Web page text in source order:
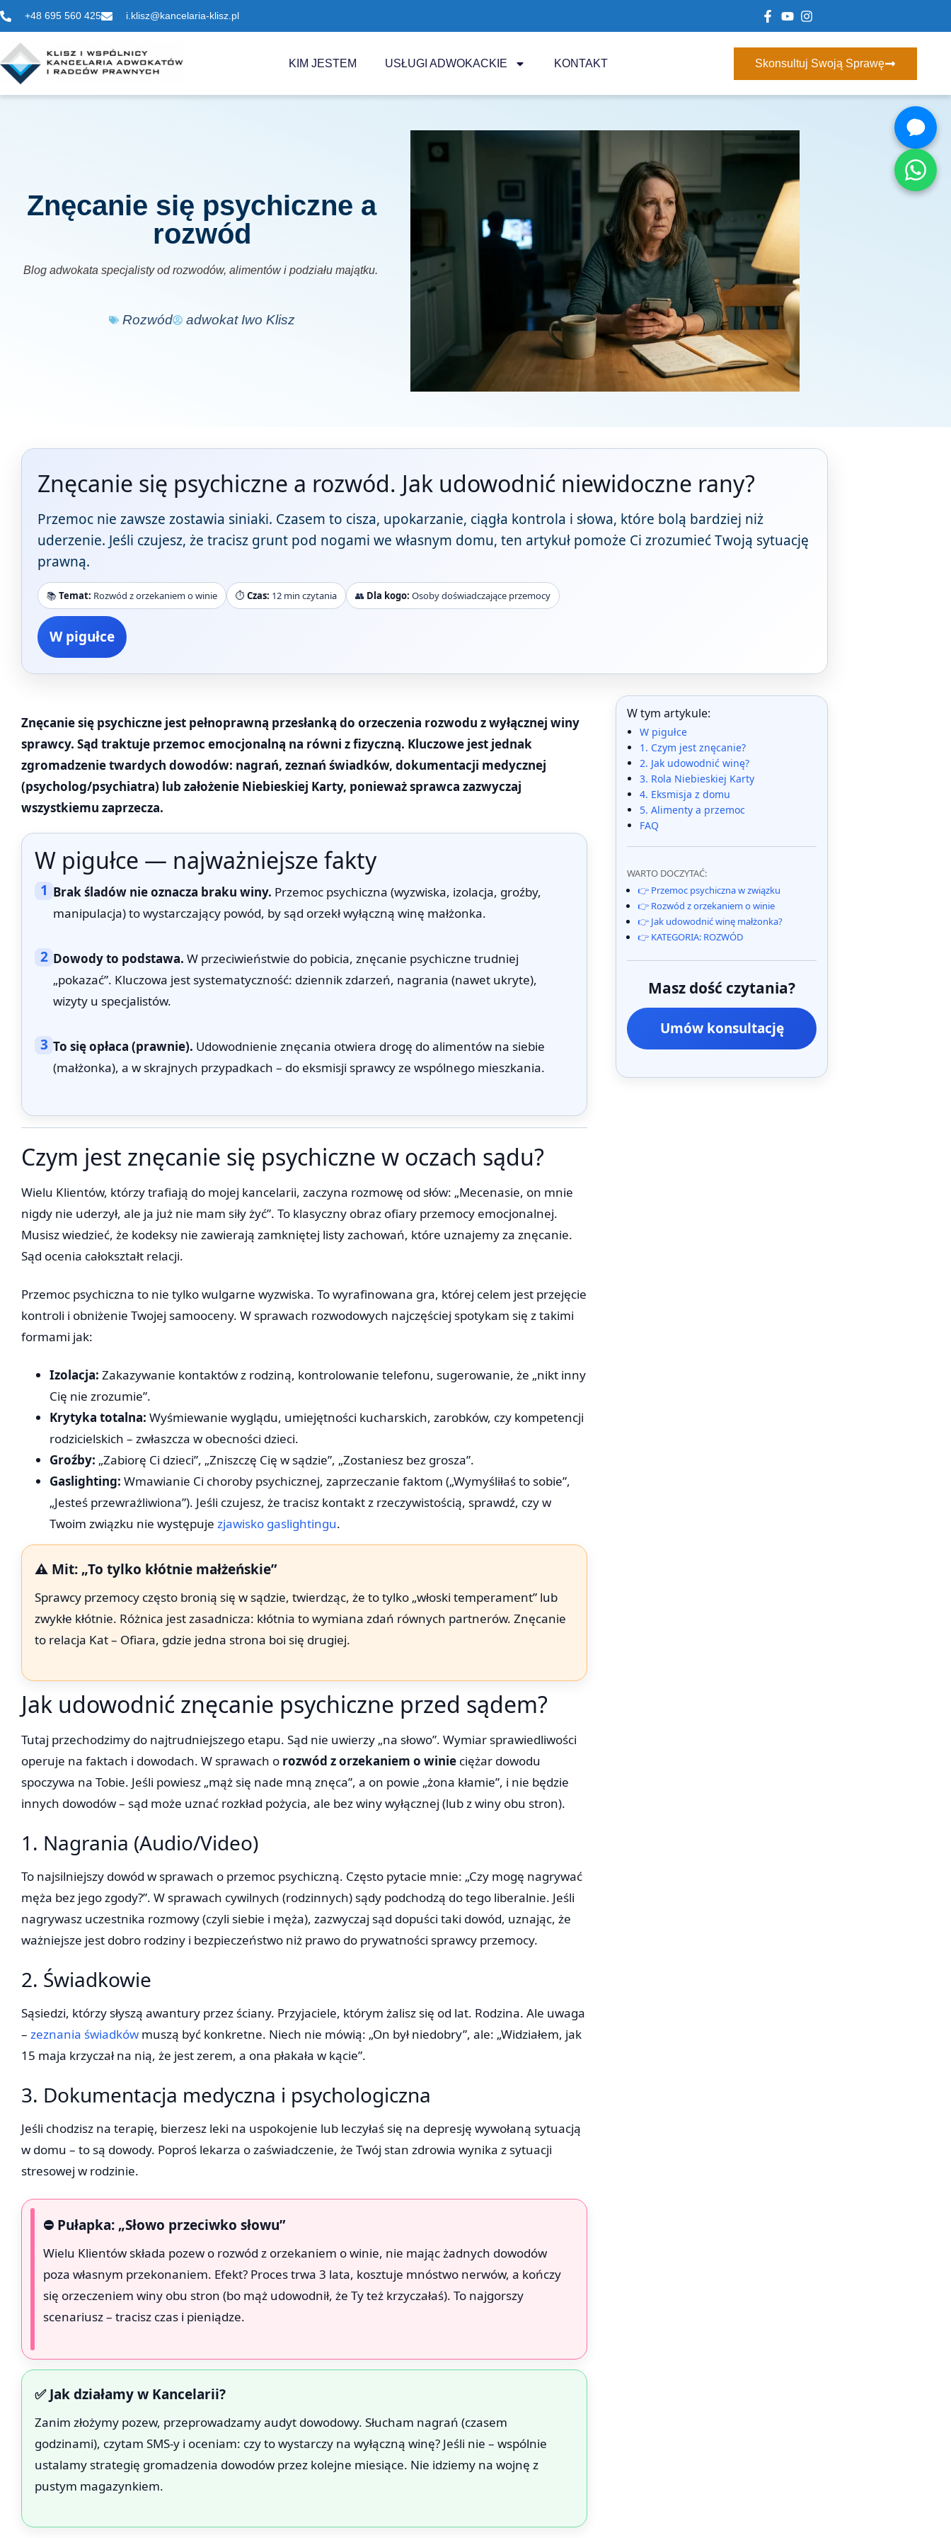
+48 695 560 425 i.klisz@kancelaria-klisz.pl
KIM JESTEM USŁUGI ADWOKACKIE KONTAKT Skonsultuj Swoją Sprawę
Znęcanie się psychiczne a
rozwód
Blog adwokata specjalisty od rozwodów, alimentów i podziału majątku.
Rozwód adwokat Iwo Klisz
Znęcanie się psychiczne a rozwód. Jak udowodnić niewidoczne rany?
Przemoc nie zawsze zostawia siniaki. Czasem to cisza, upokarzanie, ciągła kontrola i słowa, które bolą bardziej niż
uderzenie. Jeśli czujesz, że tracisz grunt pod nogami we własnym domu, ten artykuł pomoże Ci zrozumieć Twoją sytuację
prawną.
📚Temat: Rozwód z orzekaniem o winie ⏱️ Czas: 12 min czytania 👥 Dla kogo: Osoby doświadczające przemocy
W pigułce
Znęcanie się psychiczne jest pełnoprawną przesłanką do orzeczenia rozwodu z wyłącznej winy
sprawcy. Sąd traktuje przemoc emocjonalną na równi z fizyczną. Kluczowe jest jednak
zgromadzenie twardych dowodów: nagrań, zeznań świadków, dokumentacji medycznej
(psycholog/psychiatra) lub założenie Niebieskiej Karty, ponieważ sprawca zazwyczaj
wszystkiemu zaprzecza.
W pigułce — najważniejsze fakty
1 Brak śladów nie oznacza braku winy. Przemoc psychiczna (wyzwiska, izolacja, groźby,
manipulacja) to wystarczający powód, by sąd orzekł wyłączną winę małżonka.
2 Dowody to podstawa. W przeciwieństwie do pobicia, znęcanie psychiczne trudniej
„pokazać”. Kluczowa jest systematyczność: dziennik zdarzeń, nagrania (nawet ukryte),
wizyty u specjalistów.
3 To się opłaca (prawnie). Udowodnienie znęcania otwiera drogę do alimentów na siebie
(małżonka), a w skrajnych przypadkach – do eksmisji sprawcy ze wspólnego mieszkania.
Czym jest znęcanie się psychiczne w oczach sądu?
Wielu Klientów, którzy trafiają do mojej kancelarii, zaczyna rozmowę od słów: „Mecenasie, on mnie
nigdy nie uderzył, ale ja już nie mam siły żyć”. To klasyczny obraz ofiary przemocy emocjonalnej.
Musisz wiedzieć, że kodeksy nie zawierają zamkniętej listy zachowań, które uznajemy za znęcanie.
Sąd ocenia całokształt relacji.
Przemoc psychiczna to nie tylko wulgarne wyzwiska. To wyrafinowana gra, której celem jest przejęcie
kontroli i obniżenie Twojej samooceny. W sprawach rozwodowych najczęściej spotykam się z takimi
formami jak:
Izolacja: Zakazywanie kontaktów z rodziną, kontrolowanie telefonu, sugerowanie, że „nikt inny
Cię nie zrozumie”.
Krytyka totalna: Wyśmiewanie wyglądu, umiejętności kucharskich, zarobków, czy kompetencji
rodzicielskich – zwłaszcza w obecności dzieci.
Groźby: „Zabiorę Ci dzieci”, „Zniszczę Cię w sądzie”, „Zostaniesz bez grosza”.
Gaslighting: Wmawianie Ci choroby psychicznej, zaprzeczanie faktom („Wymyśliłaś to sobie”,
„Jesteś przewrażliwiona”). Jeśli czujesz, że tracisz kontakt z rzeczywistością, sprawdź, czy w
Twoim związku nie występuje zjawisko gaslightingu.
⚠️ Mit: „To tylko kłótnie małżeńskie”
Sprawcy przemocy często bronią się w sądzie, twierdząc, że to tylko „włoski temperament” lub
zwykłe kłótnie. Różnica jest zasadnicza: kłótnia to wymiana zdań równych partnerów. Znęcanie
to relacja Kat – Ofiara, gdzie jedna strona boi się drugiej.
Jak udowodnić znęcanie psychiczne przed sądem?
Tutaj przechodzimy do najtrudniejszego etapu. Sąd nie uwierzy „na słowo”. Wymiar sprawiedliwości
operuje na faktach i dowodach. W sprawach o rozwód z orzekaniem o winie ciężar dowodu
spoczywa na Tobie. Jeśli powiesz „mąż się nade mną znęca”, a on powie „żona kłamie”, i nie będzie
innych dowodów – sąd może uznać rozkład pożycia, ale bez winy wyłącznej (lub z winy obu stron).
1. Nagrania (Audio/Video)
To najsilniejszy dowód w sprawach o przemoc psychiczną. Często pytacie mnie: „Czy mogę nagrywać
męża bez jego zgody?”. W sprawach cywilnych (rodzinnych) sądy podchodzą do tego liberalnie. Jeśli
nagrywasz uczestnika rozmowy (czyli siebie i męża), zazwyczaj sąd dopuści taki dowód, uznając, że
ważniejsze jest dobro rodziny i bezpieczeństwo niż prawo do prywatności sprawcy przemocy.
2. Świadkowie
Sąsiedzi, którzy słyszą awantury przez ściany. Przyjaciele, którym żalisz się od lat. Rodzina. Ale uwaga
– zeznania świadków muszą być konkretne. Niech nie mówią: „On był niedobry”, ale: „Widziałem, jak
15 maja krzyczał na nią, że jest zerem, a ona płakała w kącie”.
3. Dokumentacja medyczna i psychologiczna
Jeśli chodzisz na terapię, bierzesz leki na uspokojenie lub leczyłaś się na depresję wywołaną sytuacją
w domu – to są dowody. Poproś lekarza o zaświadczenie, że Twój stan zdrowia wynika z sytuacji
stresowej w rodzinie.
⛔ Pułapka: „Słowo przeciwko słowu”
Wielu Klientów składa pozew o rozwód z orzekaniem o winie, nie mając żadnych dowodów
poza własnym przekonaniem. Efekt? Proces trwa 3 lata, kosztuje mnóstwo nerwów, a kończy
się orzeczeniem winy obu stron (bo mąż udowodnił, że Ty też krzyczałaś). To najgorszy
scenariusz – tracisz czas i pieniądze.
✅ Jak działamy w Kancelarii?
Zanim złożymy pozew, przeprowadzamy audyt dowodowy. Słucham nagrań (czasem
godzinami), czytam SMS-y i oceniam: czy to wystarczy na wyłączną winę? Jeśli nie – wspólnie
ustalamy strategię gromadzenia dowodów przez kolejne miesiące. Nie idziemy na wojnę z
pustym magazynkiem.
W tym artykule:
W pigułce
1. Czym jest znęcanie?
2. Jak udowodnić winę?
3. Rola Niebieskiej Karty
4. Eksmisja z domu
5. Alimenty a przemoc
FAQ
WARTO DOCZYTAĆ:
👉 Przemoc psychiczna w związku
👉 Rozwód z orzekaniem o winie
👉 Jak udowodnić winę małżonka?
👉 KATEGORIA: ROZWÓD
Masz dość czytania?
Umów konsultację